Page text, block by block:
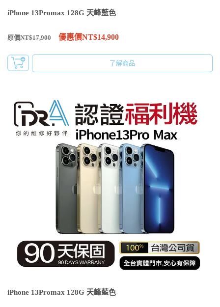
iPhone 13Promax 128G 天峰藍色
原價NT$17,900 優惠價NT$14,900
了解商品
iPhone 13Promax 128G 天峰藍色